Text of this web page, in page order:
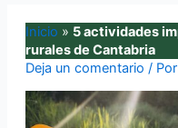
Inicio » 5 actividades
rurales de Cantabria
Deja un comentario / Por